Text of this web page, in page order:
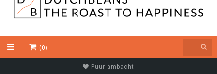
(0)
Puur ambacht